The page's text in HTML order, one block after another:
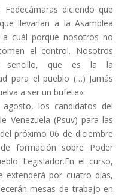
diciendo que
llevarían a la Asamblea
cuál porque nosotros no
el control. Nosotros
sencillo, que es la la
para el pueblo (…) Jamás
a ser un bufete».
los candidatos del
Venezuela (Psuv) para las
próximo 06 de diciembre
formación sobre Poder
Legislador.En el curso,
extenderá por cuatro días,
mesas de trabajo en